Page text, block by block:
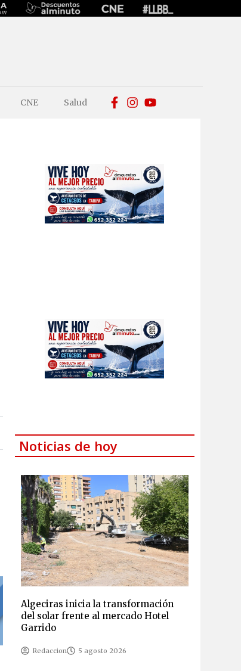
CNE Salud
Noticias de hoy
Algeciras inicia la transformación
del solar frente al mercado Hotel
Garrido
Redaccion 5 agosto 2026